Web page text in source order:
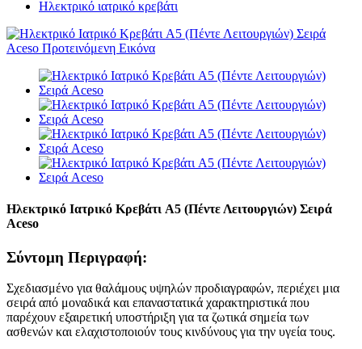
Ηλεκτρικό ιατρικό κρεβάτι
Ηλεκτρικό Ιατρικό Κρεβάτι A5 (Πέντε Λειτουργιών) Σειρά
Aceso
Σύντομη Περιγραφή:
Σχεδιασμένο για θαλάμους υψηλών προδιαγραφών, περιέχει μια
σειρά από μοναδικά και επαναστατικά χαρακτηριστικά που
παρέχουν εξαιρετική υποστήριξη για τα ζωτικά σημεία των
ασθενών και ελαχιστοποιούν τους κινδύνους για την υγεία τους.